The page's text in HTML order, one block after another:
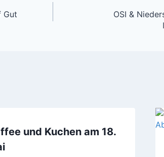
Gut
OSI &
und Kuchen am 18.